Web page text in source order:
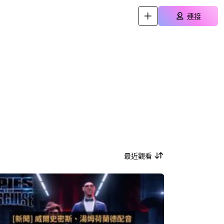
連接
最近觀看